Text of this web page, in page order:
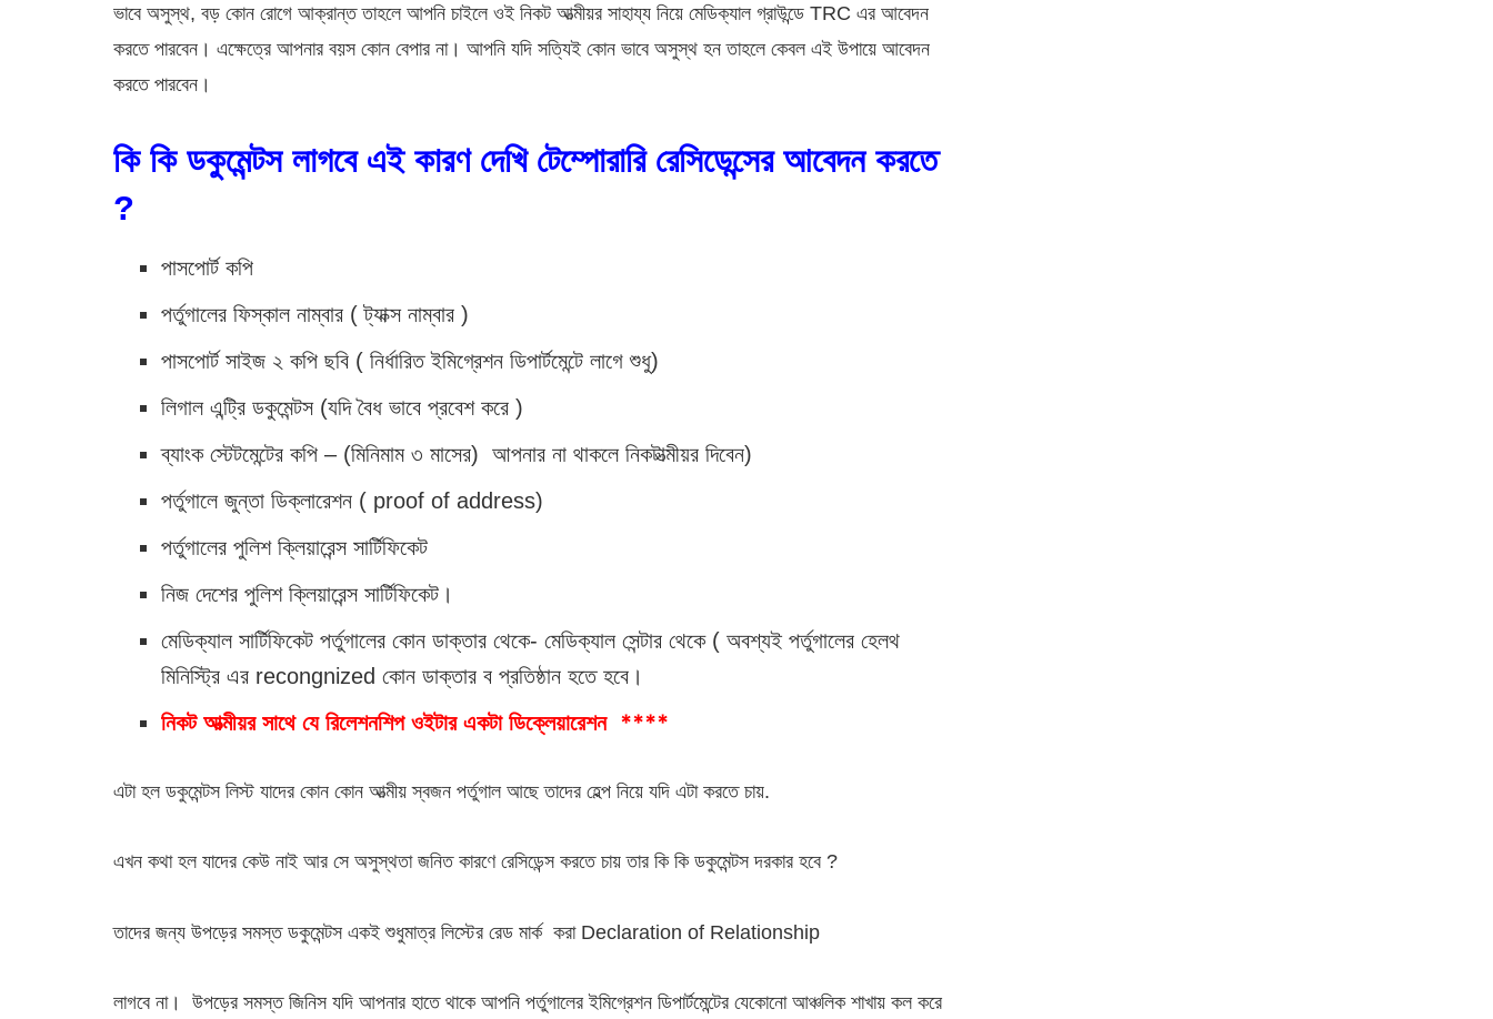
ভাবে অসুস্থ, বড় কোন রোগে আক্রান্ত তাহলে আপনি চাইলে ওই নিকট আত্মীয়র সাহায্য নিয়ে মেডিক্যাল গ্রাউন্ডে TRC এর আবেদন
করতে পারবেন। এক্ষেত্রে আপনার বয়স কোন বেপার না। আপনি যদি সত্যিই কোন ভাবে অসুস্থ হন তাহলে কেবল এই উপায়ে আবেদন
করতে পারবেন।
কি কি ডকুমেন্টস লাগবে এই কারণ দেখি টেম্পোরারি রেসিডেন্সের আবেদন করতে
?
পাসপোর্ট কপি
পর্তুগালের ফিস্কাল নাম্বার ( ট্যাক্স নাম্বার )
পাসপোর্ট সাইজ ২ কপি ছবি ( নির্ধারিত ইমিগ্রেশন ডিপার্টমেন্টে লাগে শুধু)
লিগাল এন্ট্রি ডকুমেন্টস (যদি বৈধ ভাবে প্রবেশ করে )
ব্যাংক স্টেটমেন্টের কপি – (মিনিমাম ৩ মাসের) আপনার না থাকলে নিকটাত্মীয়র দিবেন)
পর্তুগালে জুন্তা ডিক্লারেশন ( proof of address)
পর্তুগালের পুলিশ ক্লিয়ারেন্স সার্টিফিকেট
নিজ দেশের পুলিশ ক্লিয়ারেন্স সার্টিফিকেট।
মেডিক্যাল সার্টিফিকেট পর্তুগালের কোন ডাক্তার থেকে- মেডিক্যাল সেন্টার থেকে ( অবশ্যই পর্তুগালের হেলথ
মিনিস্ট্রি এর recongnized কোন ডাক্তার ব প্রতিষ্ঠান হতে হবে।
নিকট আত্মীয়র সাথে যে রিলেশনশিপ ওইটার একটা ডিক্লেয়ারেশন ****
এটা হল ডকুমেন্টস লিস্ট যাদের কোন কোন আত্মীয় স্বজন পর্তুগাল আছে তাদের হেল্প নিয়ে যদি এটা করতে চায়.
এখন কথা হল যাদের কেউ নাই আর সে অসুস্থতা জনিত কারণে রেসিডেন্স করতে চায় তার কি কি ডকুমেন্টস দরকার হবে ?
তাদের জন্য উপড়ের সমস্ত ডকুমেন্টস একই শুধুমাত্র লিস্টের রেড মার্ক করা Declaration of Relationship
লাগবে না। উপড়ের সমস্ত জিনিস যদি আপনার হাতে থাকে আপনি পর্তুগালের ইমিগ্রেশন ডিপার্টমেন্টের যেকোনো আঞ্চলিক শাখায় কল করে